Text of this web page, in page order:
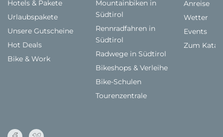
Hotels & Pakete
Urlaubspakete
Unsere Gutscheine
Hot Deals
Bike & Work
Mountainbiken in
Südtirol
Rennradfahren in
Südtirol
Radwege in Südtirol
Bikeshops & Verleihe
Bike-Schulen
Tourenzentrale
Anreise
Wetter
Events
Zum